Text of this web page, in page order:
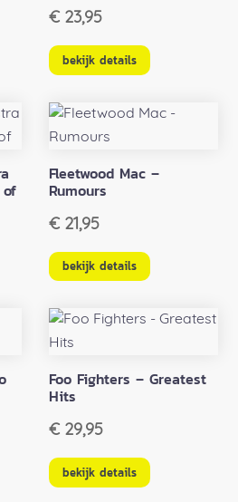
€ 23,95
bekijk details
of
Fleetwood Mac –
Rumours
€ 21,95
bekijk details
Foo Fighters – Greatest
Hits
€ 29,95
bekijk details